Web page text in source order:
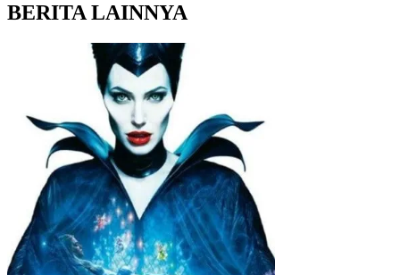
BERITA LAINNYA